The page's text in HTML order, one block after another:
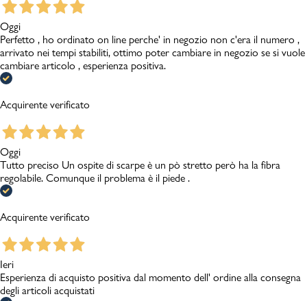
Oggi
Perfetto , ho ordinato on line perche' in negozio non c'era il numero ,
arrivato nei tempi stabiliti, ottimo poter cambiare in negozio se si vuole
cambiare articolo , esperienza positiva.
Acquirente verificato
Oggi
Tutto preciso Un ospite di scarpe è un pò stretto però ha la fibra
regolabile. Comunque il problema è il piede .
Acquirente verificato
Ieri
Esperienza di acquisto positiva dal momento dell' ordine alla consegna
degli articoli acquistati